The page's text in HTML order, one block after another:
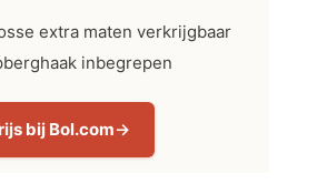
extra maten verkrijgbaar
inbegrepen
bij Bol.com